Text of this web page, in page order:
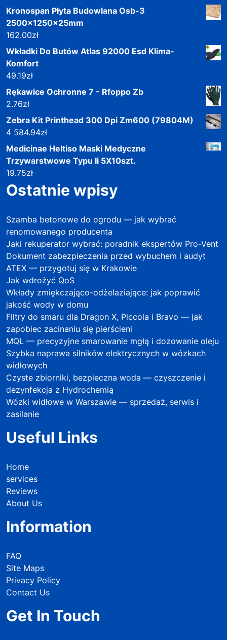
Kronospan Płyta Budowlana Osb-3
2500x1250x25mm
162.00zł
Wkładki Do Butów Atlas 92000 Esd Klima-
Komfort
49.19zł
Rękawice Ochronne 7 - Rfoppo Zb
2.76zł
Zebra Kit Printhead 300 Dpi Zm600 (79804M)
4 584.94zł
Medicinae Heltiso Maski Medyczne
Trzywarstwowe Typu Ii 5X10szt.
19.75zł
Ostatnie wpisy
Szamba betonowe do ogrodu — jak wybrać
renomowanego producenta
Jaki rekuperator wybrać: poradnik ekspertów Pro-Vent
Dokument zabezpieczenia przed wybuchem i audyt
ATEX — przygotuj się w Krakowie
Jak wdrożyć QoS
Wkłady zmiękczająco-odżelaziające: jak poprawić
jakość wody w domu
Filtry do smaru dla Dragon X, Piccola i Bravo — jak
zapobiec zacinaniu się pierścieni
MQL — precyzyjne smarowanie mgłą i dozowanie oleju
Szybka naprawa silników elektrycznych w wózkach
widłowych
Czyste zbiorniki, bezpieczna woda — czyszczenie i
dezynfekcja z Hydrochemią
Wózki widłowe w Warszawie — sprzedaż, serwis i
zasilanie
Useful Links
Home
services
Reviews
About Us
Information
FAQ
Site Maps
Privacy Policy
Contact Us
Get In Touch